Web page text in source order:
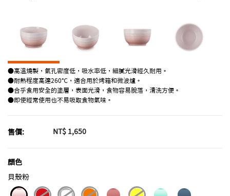
●高溫燒製，氣孔密度低，吸水率低，細膩光滑經久耐用。
●耐熱程度高達260℃，適合用於烤箱和微波爐。
●合乎食用安全的塗層，表面光滑，食物容易脫落，清洗方便。
●即使經常使用也不易吸取食物氣味。
售價: NT$ 1,650
顏色
貝殼粉